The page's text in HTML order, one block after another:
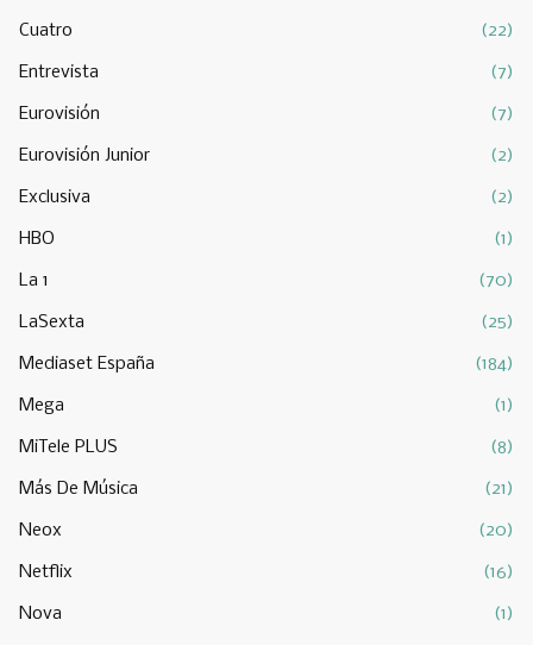
Cuatro (22)
Entrevista (7)
Eurovisión (7)
Eurovisión Junior (2)
Exclusiva (2)
HBO (1)
La 1 (70)
LaSexta (25)
Mediaset España (184)
Mega (1)
MiTele PLUS (8)
Más De Música (21)
Neox (20)
Netflix (16)
Nova (1)